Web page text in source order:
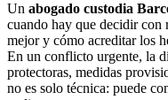
Un abogado custodia
cuando hay que decidir con
mejor y cómo acreditar los
En un conflicto urgente, la
protectoras, medidas
no es solo técnica: puede